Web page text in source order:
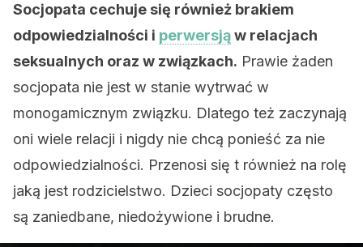
Socjopata cechuje się również brakiem
odpowiedzialności i perwersjąw relacjach
seksualnych oraz w związkach. Prawie żaden
socjopata nie jest w stanie wytrwać w
monogamicznym związku. Dlatego też zaczynają
oni wiele relacji i nigdy nie chcą ponieść za nie
odpowiedzialności. Przenosi się t również na rolę
jaką jest rodzicielstwo. Dzieci socjopaty często
są zaniedbane, niedożywione i brudne.